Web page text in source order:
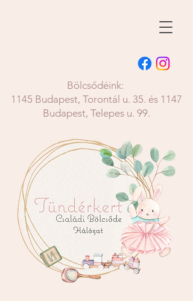
Bölcsődéink:
1145 Budapest, Torontál u. 35. és 1147
Budapest, Telepes u. 99.